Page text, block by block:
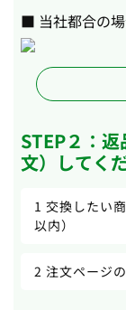
■ 当社都合の
STEP２：
文）してく
1 交換したい
以内）
2 注文ページ